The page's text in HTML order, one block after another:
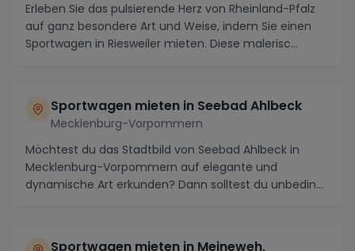
Erleben Sie das pulsierende Herz von Rheinland-Pfalz
auf ganz besondere Art und Weise, indem Sie einen
Sportwagen in Riesweiler mieten. Diese malerisc...
Sportwagen mieten in Seebad Ahlbeck
Mecklenburg-Vorpommern
Möchtest du das Stadtbild von Seebad Ahlbeck in
Mecklenburg-Vorpommern auf elegante und
dynamische Art erkunden? Dann solltest du unbedingt
Sportwagen mieten in Meineweh,